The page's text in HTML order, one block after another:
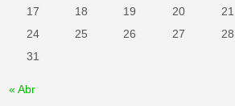
17
18 19 20 21
24
25 26 27 28
31
« Abr